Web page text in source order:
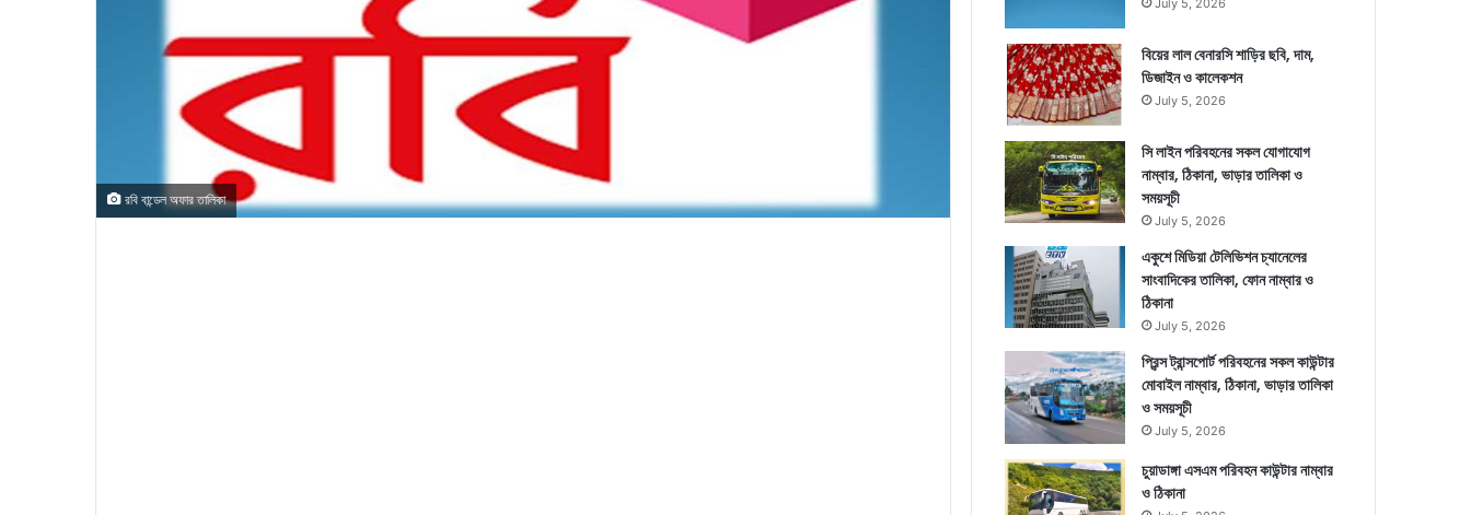
রবি বান্ডেল অফার তালিকা
July 5, 2026
বিয়ের লাল বেনারসি শাড়ির ছবি, দাম,
ডিজাইন ও কালেকশন
July 5, 2026
সি লাইন পরিবহনের সকল যোগাযোগ
নাম্বার, ঠিকানা, ভাড়ার তালিকা ও
সময়সূচী
July 5, 2026
একুশে মিডিয়া টেলিভিশন চ্যানেলের
সাংবাদিকের তালিকা, ফোন নাম্বার ও
ঠিকানা
July 5, 2026
প্রিন্স ট্রান্সপোর্ট পরিবহনের সকল কাউন্টার
মোবাইল নাম্বার, ঠিকানা, ভাড়ার তালিকা
ও সময়সূচী
July 5, 2026
চুয়াডাঙ্গা এসএম পরিবহন কাউন্টার নাম্বার
ও ঠিকানা